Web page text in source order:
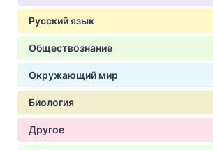
Русский язык
Обществознание
Окружающий мир
Биология
Другое